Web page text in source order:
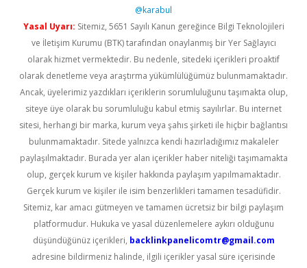
@karabul
Yasal Uyarı: Sitemiz, 5651 Sayılı Kanun gereğince Bilgi Teknolojileri
ve İletişim Kurumu (BTK) tarafından onaylanmış bir Yer Sağlayıcı
olarak hizmet vermektedir. Bu nedenle, sitedeki içerikleri proaktif
olarak denetleme veya araştırma yükümlülüğümüz bulunmamaktadır.
Ancak, üyelerimiz yazdıkları içeriklerin sorumluluğunu taşımakta olup,
siteye üye olarak bu sorumluluğu kabul etmiş sayılırlar. Bu internet
sitesi, herhangi bir marka, kurum veya şahıs şirketi ile hiçbir bağlantısı
bulunmamaktadır. Sitede yalnızca kendi hazırladığımız makaleler
paylaşılmaktadır. Burada yer alan içerikler haber niteliği taşımamakta
olup, gerçek kurum ve kişiler hakkında paylaşım yapılmamaktadır.
Gerçek kurum ve kişiler ile isim benzerlikleri tamamen tesadüfidir.
Sitemiz, kar amacı gütmeyen ve tamamen ücretsiz bir bilgi paylaşım
platformudur. Hukuka ve yasal düzenlemelere aykırı olduğunu
düşündüğünüz içerikleri, backlinkpanelicomtr@gmail.com
adresine bildirmeniz halinde, ilgili içerikler yasal süre içerisinde